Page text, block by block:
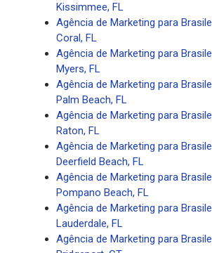
Kissimmee, FL
Agência de Marketing para
Coral, FL
Agência de Marketing para
Myers, FL
Agência de Marketing para
Palm Beach, FL
Agência de Marketing para
Raton, FL
Agência de Marketing para
Deerfield Beach, FL
Agência de Marketing para
Pompano Beach, FL
Agência de Marketing para
Lauderdale, FL
Agência de Marketing para